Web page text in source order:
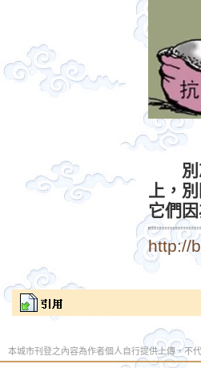
上，
它們
http://
本城市刊登之內容為作者個人自行提供上傳，不